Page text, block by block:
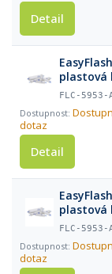
Detail
plastová
FLC-5953-
dotaz
Detail
plastová
FLC-5953-
dotaz